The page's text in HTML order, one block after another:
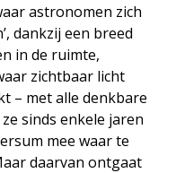
astronomen zich
dankzij een breed
in de ruimte,
zichtbaar licht
– met alle denkbare
sinds enkele jaren
mee waar te
daarvan ontgaat